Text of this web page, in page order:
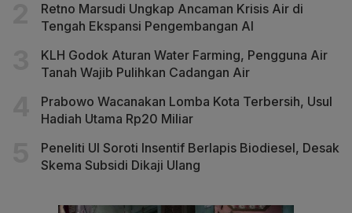
Retno Marsudi Ungkap Ancaman Krisis Air di
Tengah Ekspansi Pengembangan AI
KLH Godok Aturan Water Farming, Pengguna Air
Tanah Wajib Pulihkan Cadangan Air
Prabowo Wacanakan Lomba Kota Terbersih, Usul
Hadiah Utama Rp20 Miliar
Peneliti UI Soroti Insentif Berlapis Biodiesel, Desak
Skema Subsidi Dikaji Ulang